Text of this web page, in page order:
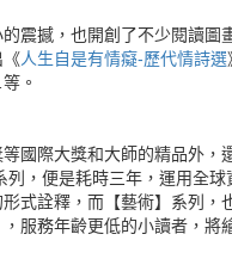
震撼，也開創了不少閱讀圖
人生自是有情癡-歷代情詩選
。
國際大獎和大師的精品外，
，便是耗時三年，運用全
式詮釋，而【藝術】系列，
服務年齡更低的小讀者，將